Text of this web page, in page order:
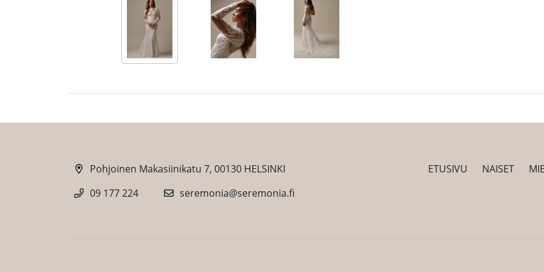
Pohjoinen Makasiinikatu 7, 00130 HELSINKI
09 177 224
seremonia@seremonia.fi
ETUSIVU NAISET